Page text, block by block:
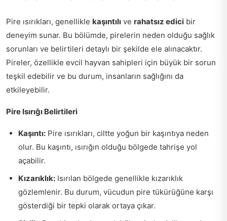
Pire ısırıkları, genellikle kaşıntılı ve rahatsız edici bir
deneyim sunar. Bu bölümde, pirelerin neden olduğu sağlık
sorunları ve belirtileri detaylı bir şekilde ele alınacaktır.
Pireler, özellikle evcil hayvan sahipleri için büyük bir sorun
teşkil edebilir ve bu durum, insanların sağlığını da
etkileyebilir.
Pire Isırığı Belirtileri
Kaşıntı: Pire ısırıkları, ciltte yoğun bir kaşıntıya neden
olur. Bu kaşıntı, ısırığın olduğu bölgede tahrişe yol
açabilir.
Kızarıklık: Isırılan bölgede genellikle kızarıklık
gözlemlenir. Bu durum, vücudun pire tükürüğüne karşı
gösterdiği bir tepki olarak ortaya çıkar.